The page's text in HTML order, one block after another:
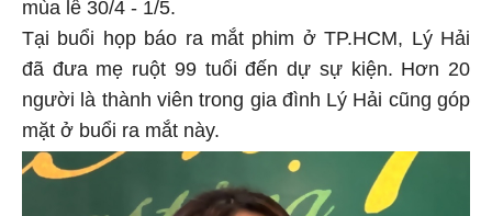
mùa lễ 30/4 - 1/5.
Tại buổi họp báo ra mắt phim ở TP.HCM, Lý Hải
đã đưa mẹ ruột 99 tuổi đến dự sự kiện. Hơn 20
người là thành viên trong gia đình Lý Hải cũng góp
mặt ở buổi ra mắt này.